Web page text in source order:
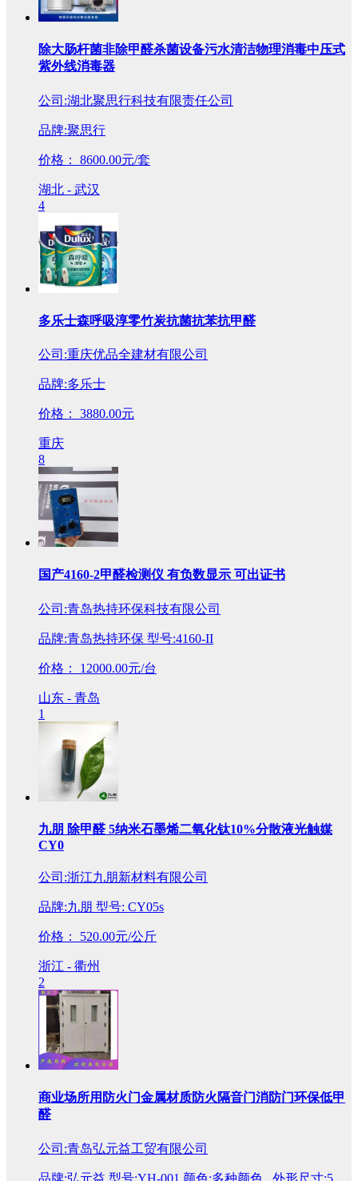
除大肠杆菌非除甲醛杀菌设备污水清洁物理消毒中压式
紫外线消毒器
公司:湖北聚思行科技有限责任公司
品牌:聚思行
价格： 8600.00元/套
湖北 - 武汉
4
多乐士森呼吸淳零竹炭抗菌抗苯抗甲醛
公司:重庆优品全建材有限公司
品牌:多乐士
价格： 3880.00元
重庆
8
国产4160-2甲醛检测仪 有负数显示 可出证书
公司:青岛热持环保科技有限公司
品牌:青岛热持环保 型号:4160-II
价格： 12000.00元/台
山东 - 青岛
1
九朋 除甲醛 5纳米石墨烯二氧化钛10%分散液光触媒
CY0
公司:浙江九朋新材料有限公司
品牌:九朋 型号: CY05s
价格： 520.00元/公斤
浙江 - 衢州
2
商业场所用防火门金属材质防火隔音门消防门环保低甲
醛
公司:青岛弘元益工贸有限公司
品牌:弘元益 型号:YH-001 颜色:多种颜色 外形尺寸:5